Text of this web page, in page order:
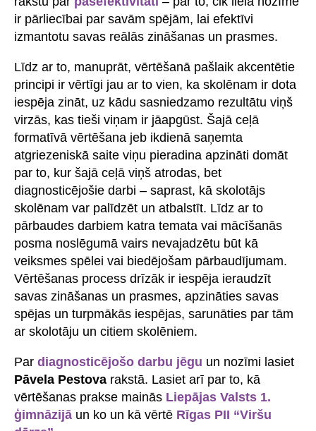
ir pārliecībai par savām spējām, lai efektīvi
izmantotu savas reālās zināšanas un prasmes.
Līdz ar to, manuprāt, vērtēšanā pašlaik akcentētie
principi ir vērtīgi jau ar to vien, ka skolēnam ir dota
iespēja zināt, uz kādu sasniedzamo rezultātu viņš
virzās, kas tieši viņam ir jāapgūst. Šajā ceļā
formatīvā vērtēšana jeb ikdienā saņemta
atgriezeniskā saite viņu pieradina apzināti domāt
par to, kur šajā ceļā viņš atrodas, bet
diagnosticējošie darbi – saprast, kā skolotājs
skolēnam var palīdzēt un atbalstīt. Līdz ar to
pārbaudes darbiem katra temata vai mācīšanās
posma noslēgumā vairs nevajadzētu būt kā
veiksmes spēlei vai biedējošam pārbaudījumam.
Vērtēšanas process drīzāk ir iespēja ieraudzīt
savas zināšanas un prasmes, apzināties savas
spējas un turpmākās iespējas, sarunāties par tām
ar skolotāju un citiem skolēniem.
Par diagnosticējošo darbu jēgu un nozīmi lasiet
Pāvela Pestova rakstā. Lasiet arī par to, kā
vērtēšanas prakse mainās Liepājas Valsts 1.
ģimnāzijā un ko un kā vērtē Rīgas PII “Viršu